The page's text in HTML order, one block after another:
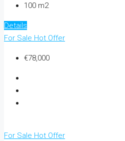
100 m2
Details
For Sale Hot Offer
€78,000
For Sale Hot Offer